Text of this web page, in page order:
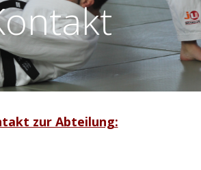
zur Abteilung: